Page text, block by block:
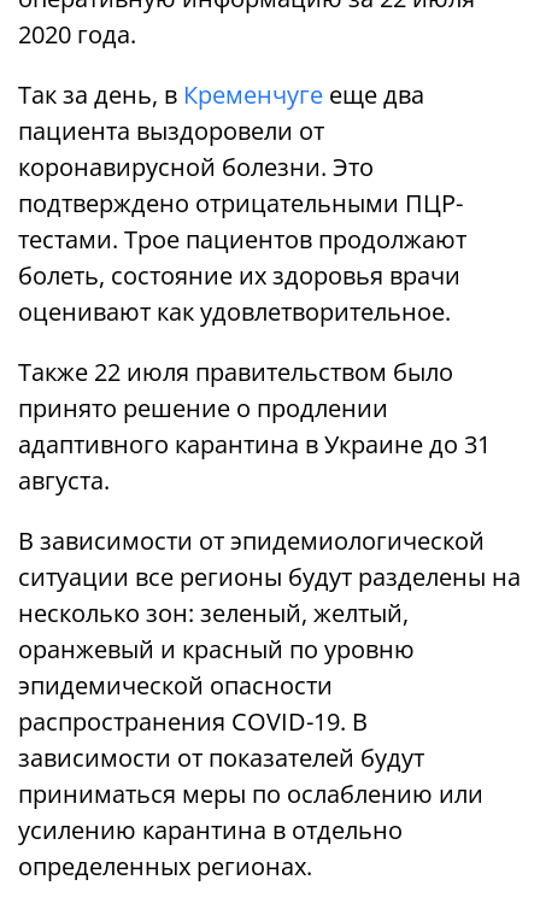
2020 года.
Так за день, в Кременчуге еще два
пациента выздоровели от
коронавирусной болезни. Это
подтверждено отрицательными ПЦР-
тестами. Трое пациентов продолжают
болеть, состояние их здоровья врачи
оценивают как удовлетворительное.
Также 22 июля правительством было
принято решение о продлении
адаптивного карантина в Украине до 31
августа.
В зависимости от эпидемиологической
ситуации все регионы будут разделены на
несколько зон: зеленый, желтый,
оранжевый и красный по уровню
эпидемической опасности
распространения COVID-19. В
зависимости от показателей будут
приниматься меры по ослаблению или
усилению карантина в отдельно
определенных регионах.